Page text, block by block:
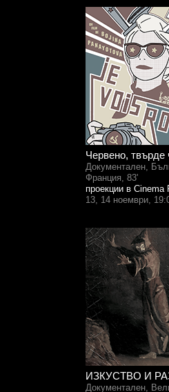
Червено, твърде
Документален,
Франция, 83'
проекции в Cinema
13, 14 ноември,
ИЗКУСТВО И
Документален,